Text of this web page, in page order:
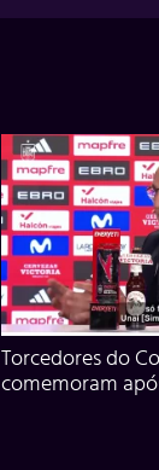
Torcedores do
comemoram